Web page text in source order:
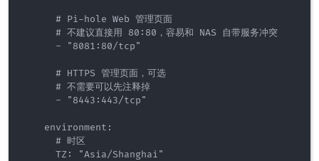
      # Pi-hole Web 管理页面
      # 不建议直接用 80:80，容易和 NAS 自带服务冲突
      - "8081:80/tcp"
      # HTTPS 管理页面，可选
      # 不需要可以先注释掉
      - "8443:443/tcp"
    environment:
      # 时区
      TZ: "Asia/Shanghai"